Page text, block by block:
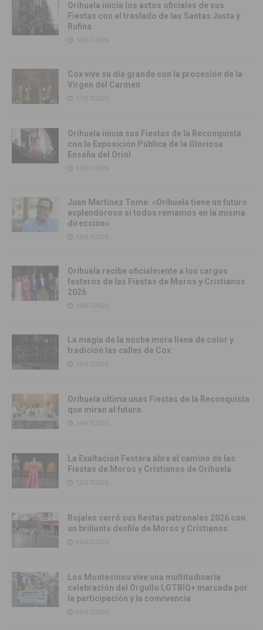
Orihuela inicia los actos oficiales de sus
Fiestas con el traslado de las Santas Justa y
Rufina
18/07/2026
Cox vive su día grande con la procesión de la
Virgen del Carmen
17/07/2026
Orihuela inicia sus Fiestas de la Reconquista
con la Exposición Pública de la Gloriosa
Enseña del Oriol
17/07/2026
Juan Martínez Tomé: «Orihuela tiene un futuro
esplendoroso si todos remamos en la misma
dirección»
16/07/2026
Orihuela recibe oficialmente a los cargos
festeros de las Fiestas de Moros y Cristianos
2026
16/07/2026
La magia de la noche mora llena de color y
tradición las calles de Cox
16/07/2026
Orihuela ultima unas Fiestas de la Reconquista
que miran al futuro
14/07/2026
La Exaltación Festera abre el camino de las
Fiestas de Moros y Cristianos de Orihuela
12/07/2026
Rojales cerró sus fiestas patronales 2026 con
un brillante desfile de Moros y Cristianos
06/07/2026
Los Montesinos vive una multitudinaria
celebración del Orgullo LGTBIQ+ marcada por
la participación y la convivencia
06/07/2026